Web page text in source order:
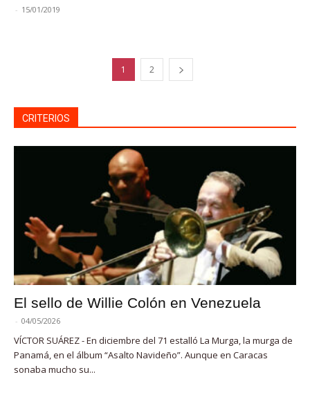
- 15/01/2019
1 2
CRITERIOS
El sello de Willie Colón en Venezuela
- 04/05/2026
VÍCTOR SUÁREZ - En diciembre del 71 estalló La Murga, la murga de
Panamá, en el álbum “Asalto Navideño”. Aunque en Caracas
sonaba mucho su...